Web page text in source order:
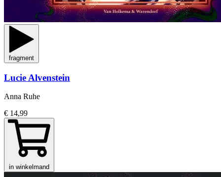
fragment
Lucie Alvenstein
Anna Ruhe
€ 14,99
in winkelmand